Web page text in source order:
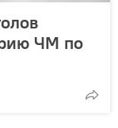
ЧМ по